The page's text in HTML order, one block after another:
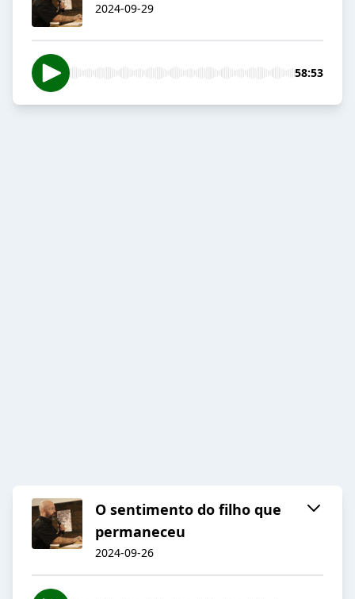
2024-09-29
58:53
O sentimento do filho que
permaneceu
2024-09-26